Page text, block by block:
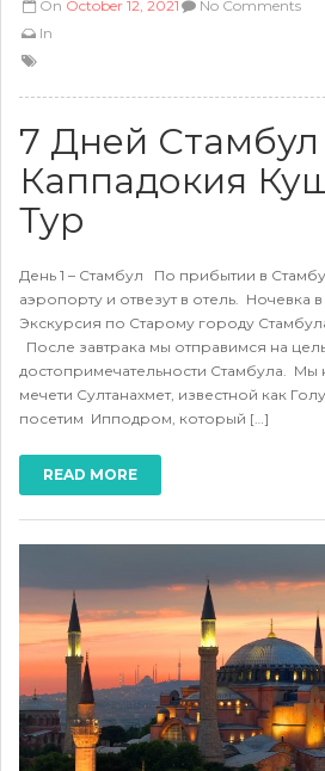
On October 12, 2021
In
No Comments
7 Дней Стамбул
Каппадокия
Тур
День 1 – Стамбул По прибытии в
аэропорту и отвезут в отель. Ночевка
Экскурсия по Старому городу
После завтрака мы отправимся на
достопримечательности Стамбула.
мечети Султанахмет, известной как
посетим Ипподром, который […]
READ MORE